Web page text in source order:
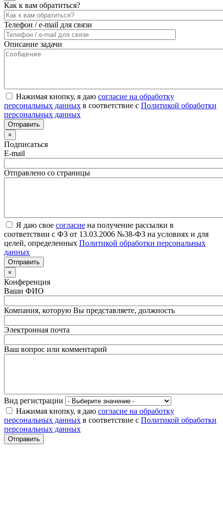
Как к вам обратиться?
Телефон / e-mail для связи
Описание задачи
Нажимая кнопку, я даю согласие на обработку
персональных данных в соответствие с Политикой обработки
персональных данных
×
Подписаться
E-mail
Отправлено со страницы
Я даю свое согласие на получение рассылки в
соответствии с ФЗ от 13.03.2006 №38-ФЗ на условиях и для
целей, определенных Политикой обработки персональных
данных
×
Конференция
Ваши ФИО
Компания, которую Вы представляете, должность
Электронная почта
Ваш вопрос или комментарий
Вид регистрации
Нажимая кнопку, я даю согласие на обработку
персональных данных в соответствие с Политикой обработки
персональных данных